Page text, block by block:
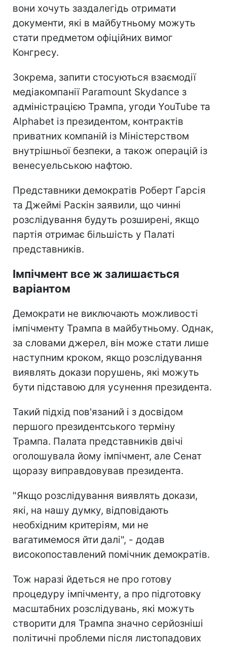
вони хочуть заздалегідь отримати
документи, які в майбутньому можуть
стати предметом офіційних вимог
Конгресу.
Зокрема, запити стосуються взаємодії
медіакомпанії Paramount Skydance з
адміністрацією Трампа, угоди YouTube та
Alphabet із президентом, контрактів
приватних компаній із Міністерством
внутрішньої безпеки, а також операцій із
венесуельською нафтою.
Представники демократів Роберт Гарсія
та Джеймі Раскін заявили, що чинні
розслідування будуть розширені, якщо
партія отримає більшість у Палаті
представників.
Імпічмент все ж залишається
варіантом
Демократи не виключають можливості
імпічменту Трампа в майбутньому. Однак,
за словами джерел, він може стати лише
наступним кроком, якщо розслідування
виявлять докази порушень, які можуть
бути підставою для усунення президента.
Такий підхід пов'язаний і з досвідом
першого президентського терміну
Трампа. Палата представників двічі
оголошувала йому імпічмент, але Сенат
щоразу виправдовував президента.
"Якщо розслідування виявлять докази,
які, на нашу думку, відповідають
необхідним критеріям, ми не
вагатимемося йти далі", - додав
високопоставлений помічник демократів.
Тож наразі йдеться не про готову
процедуру імпічменту, а про підготовку
масштабних розслідувань, які можуть
створити для Трампа значно серйозніші
політичні проблеми після листопадових